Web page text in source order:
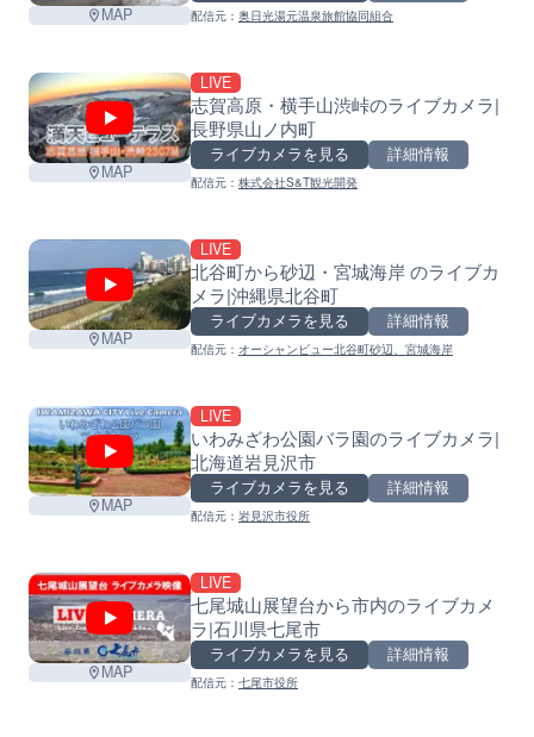
MAP 配信元： 奥日光湯元温泉旅館協同組合
MAP
LIVE
志賀高原・横手山渋峠のライブカメラ|
長野県山ノ内町
ライブカメラを見る 詳細情報
配信元： 株式会社S&T観光開発
MAP
LIVE
北谷町から砂辺・宮城海岸 のライブカ
メラ|沖縄県北谷町
ライブカメラを見る 詳細情報
配信元： オーシャンビュー北谷町砂辺、宮城海岸
MAP
LIVE
いわみざわ公園バラ園のライブカメラ|
北海道岩見沢市
ライブカメラを見る 詳細情報
配信元： 岩見沢市役所
MAP
LIVE
七尾城山展望台から市内のライブカメ
ラ|石川県七尾市
ライブカメラを見る 詳細情報
配信元： 七尾市役所